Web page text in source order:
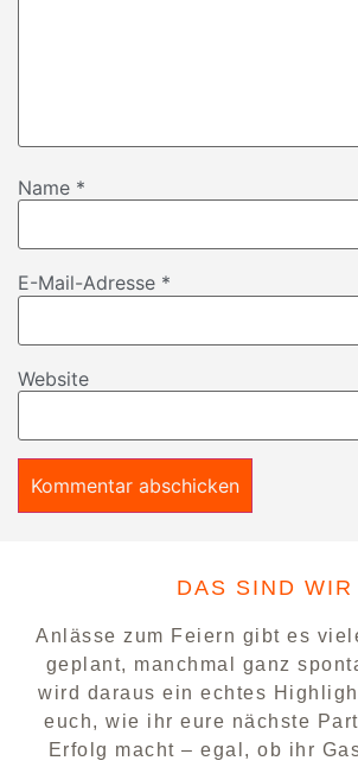
Name *
E-Mail-Adresse *
Website
DAS SIND WIR
Anlässe zum Feiern gibt es
geplant, manchmal ganz
wird daraus ein echtes
euch, wie ihr eure nächste
Erfolg macht – egal, ob ihr